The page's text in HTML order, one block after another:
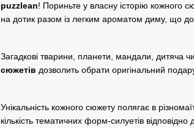
puzzlean! Пориньте у власну історію кожного
на дотик разом із легким ароматом диму, що
Загадкові тварини, планети, мандали, дитяча
сюжетів дозволить обрати оригінальний
Унікальність кожного сюжету полягає в
кількість тематичних форм-силуетів